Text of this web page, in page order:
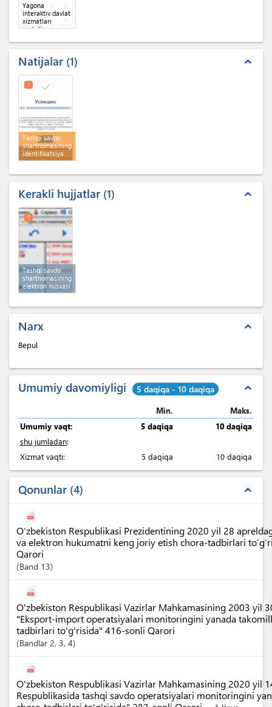
Yagona
interaktiv davlat
xizmatlari
portali
Natijalar 1 expand_less
Tashqi savdo
shartnomasining
identifikatsiya
raqami
1
Kerakli hujjatlar 1 expand_less
Tashqi savdo
shartnomasining
elektron nusxasi
1
Narx expand_less
Bepul
Umumiy davomiyligi 5 daqiqa - 10 daqiqa expand_less
Min.
Maks.
Umumiy vaqt:
5 daqiqa
10 daqiqa
shu jumladan:
Xizmat vaqti:
5 daqiqa 10 daqiqa
Qonunlar 4 expand_less
O‘zbekiston Respublikasi Prezidentining 2020 yil 28
va elektron hukumatni keng joriy etish chora-tadbirlari
Qarori
Band 13
O'zbekiston Respublikasi Vazirlar Mahkamasining 2003 yil
"Eksport-import operatsiyalari monitoringini yanada
tadbirlari to'g'risida" 416-sonli Qarori
Bandlar 2, 3, 4
O'zbekiston Respublikasi Vazirlar Mahkamasining 2020 yil
Respublikasida tashqi savdo operatsiyalari monitoringini